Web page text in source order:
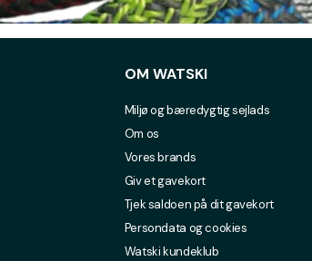
OM WATSKI
Miljø og bæredygtig sejlads
Om os
Vores brands
Giv et gavekort
Tjek saldoen på dit gavekort
Persondata og cookies
Watski kundeklub